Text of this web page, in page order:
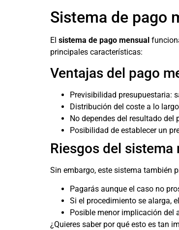
Sistema de pago
El sistema de pago mensual
principales características:
Ventajas del pago
Previsibilidad presupuestaria:
Distribución del coste a lo
No dependes del resultado del
Posibilidad de establecer un
Riesgos del sistema
Sin embargo, este sistema también
Pagarás aunque el caso no
Si el procedimiento se alarga,
Posible menor implicación del
¿Quieres saber por qué esto es tan